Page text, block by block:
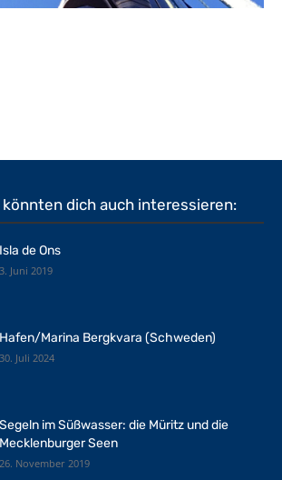
dich auch interessieren:
Isla de Ons
3. Juni 2019
Hafen/Marina Bergkvara (Schweden)
30. Juli 2024
Segeln im Süßwasser: die Müritz und die
Mecklenburger Seen
26. November 2019